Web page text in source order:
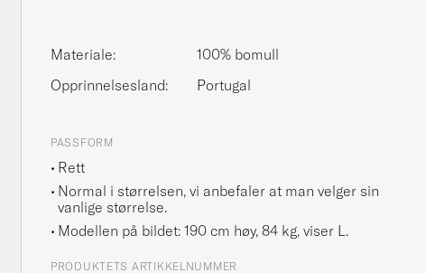
Materiale:
100% bomull
Opprinnelsesland:
Portugal
PASSFORM
Rett
Normal i størrelsen, vi anbefaler at man velger sin
vanlige størrelse.
Modellen på bildet: 190 cm høy, 84 kg, viser L .
PRODUKTETS ARTIKKELNUMMER